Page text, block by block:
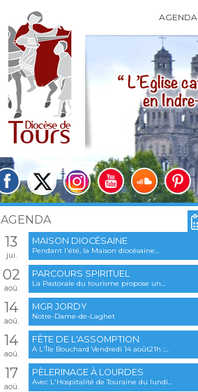
AGENDA
AGENDA
13
jui.
MAISON DIOCÉSAINE
Pendant l'été, la Maison diocésaine...
02
aoû.
PARCOURS SPIRITUEL
La Pastorale du tourisme propose un...
14
aoû.
MGR JORDY
Notre-Dame-de-Laghet
14
aoû.
FÊTE DE L'ASSOMPTION
A L'Île Bouchard Vendredi 14 août21h :...
17
aoû.
PÈLERINAGE À LOURDES
Avec L'Hospitalité de Touraine du lundi...